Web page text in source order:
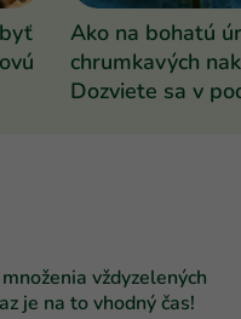
Ako na bohatú
chrumkavých
Dozviete sa v
vždyzelených
je na to vhodný čas!